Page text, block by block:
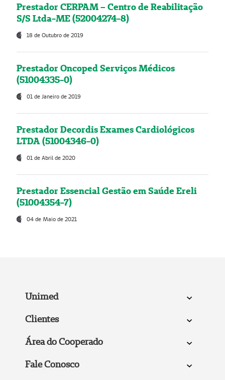
Prestador CERPAM – Centro de Reabilitação
S/S Ltda-ME (52004274-8)
18 de Outubro de 2019
Prestador Oncoped Serviços Médicos
(51004335-0)
01 de Janeiro de 2019
Prestador Decordis Exames Cardiológicos
LTDA (51004346-0)
01 de Abril de 2020
Prestador Essencial Gestão em Saúde Ereli
(51004354-7)
04 de Maio de 2021
Unimed
Clientes
Área do Cooperado
Fale Conosco